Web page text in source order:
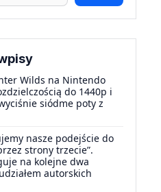
Wilds na Nintendo
do 1440p i
siódme poty z
nasze podejście do
strony trzecie”.
na kolejne dwa
autorskich